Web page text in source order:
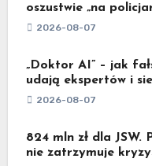
oszustwie „na
2026-08-07
„Doktor AI” – jak
udają ekspertów i
2026-08-07
824 mln zł dla JSW.
nie zatrzymuje